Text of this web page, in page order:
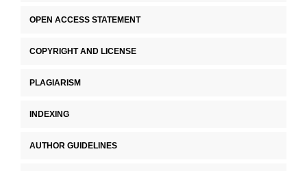
OPEN ACCESS STATEMENT
COPYRIGHT AND LICENSE
PLAGIARISM
INDEXING
AUTHOR GUIDELINES